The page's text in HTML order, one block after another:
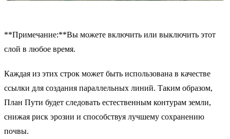
**Примечание:**Вы можете включить или выключить этот
слой в любое время.
Каждая из этих строк может быть использована в качестве
ссылки для создания параллельных линий. Таким образом,
План Пути будет следовать естественным контурам земли,
снижая риск эрозии и способствуя лучшему сохранению
почвы.